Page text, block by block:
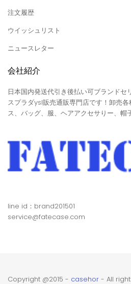
注文履歴
ウイッシュリスト
ニュースレター
会社紹介
日本国内発送代引き後払い可ブランド
スプラダysl販売通販専門店です！卸売
ス、バッグ、服、ヘアアクセサりー、帽
line id：brand201501
service@fatecase.com
Copyright @2015 - casehor - All